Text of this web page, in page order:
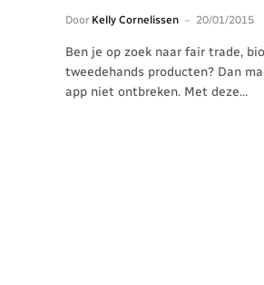
Door Kelly Cornelissen 20/01/2015
Ben je op zoek naar fair trade,
tweedehands producten? Dan
app niet ontbreken. Met deze…